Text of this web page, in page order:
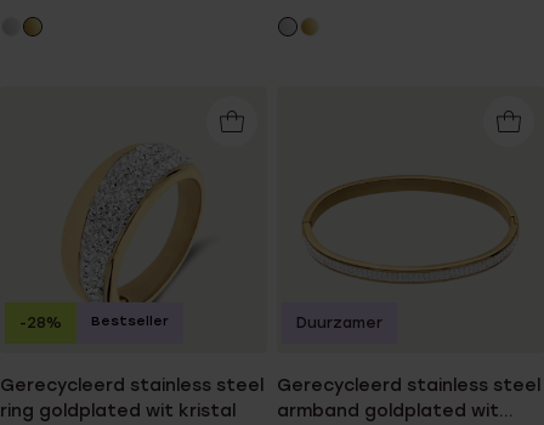
Gerecycleerd stainless steel
ring goldplated wit kristal
-28% Bestseller
Gerecycleerd stainless steel
armband goldplated wit
Duurzamer